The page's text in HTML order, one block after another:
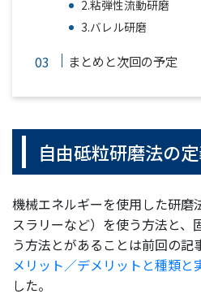
2.粘弾性流動研磨
3.バレル研磨
まとめと次回の予定
自由砥粒研磨法の
機械エネルギーを使用した研磨
スラリーなど）を使う方法と、
う方法とがあることは前回の記
メリット／デメリットと種類と
した。